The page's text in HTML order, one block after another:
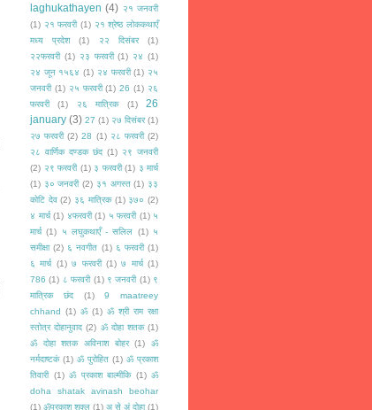
laghukathayen (4) २१ जनवरी
(1) २१ फरवरी (1) २१ श्रेष्ठ लोककथाएँ
मध्य प्रदेश
(1) २२ दिसंबर
(1)
२२फरवरी (1) २३ फरवरी (1) २४ (1)
२४ जून १५६४ (1) २४ फरवरी (1) २५
जनवरी (1) २५ फरवरी (1) 26 (1) २६
फरवरी
(1) २६ मात्रिक (1)
26
january (3) 27 (1) २७ दिसंबर (1)
२७ फरवरी (2) 28 (1) २८ फरवरी (2)
२८ वार्णिक दण्डक छंद (1) २९ जनवरी
(2) २९ फरवरी (1) ३ फरवरी (1) ३ मार्च
(1) ३० जनवरी (2) ३१ अगस्त (1) ३३
कोटि देव (2) ३६ मात्रिक (1) ३७० (2)
४ मार्च (1) ४फरवरी (1) ५ फरवरी (1) ५
मार्च (1) ५ लघुकथाएँ - सलिल (1) ५
समीक्षा (2) ६ नवगीत (1) ६ फरवरी (1)
६ मार्च (1) ७ फरवरी (1) ७ मार्च (1)
786 (1) ८ फरवरी (1) ९ जनवरी (1) ९
मात्रिक छंद
(1)
9 maatreey
chhand (1) ॐ (1) ॐ श्री राम रक्षा
स्तोत्र दोहानुवाद (2) ॐ दोहा शतक (1)
ॐ दोहा शतक अविनाश बोहर
(1)
ॐ
नर्मदाष्टकं (1) ॐ पुरोहित (1) ॐ प्रकाश
तिवारी (1) ॐ प्रकाश बाल्मीकि (1) ॐ
doha shatak avinash beohar
(1) ॐप्रकाश शुक्ल (1) अ से अं दोहा (1)